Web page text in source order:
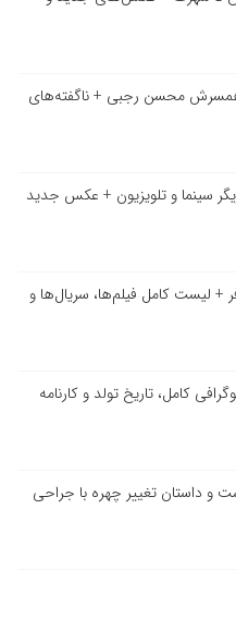
همسرش محسن رجبی + ناگفته‌های
سینما و تلویزیون + عکس جدید
+ لیست کامل فیلم‌ها، سریال‌ها و
کامل، تاریخ تولد و کارنامه
و داستان تغییر چهره با جراحی